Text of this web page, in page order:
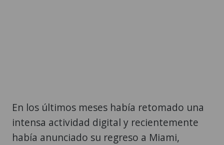
En los últimos meses había retomado una
intensa actividad digital y recientemente
había anunciado su regreso a Miami,